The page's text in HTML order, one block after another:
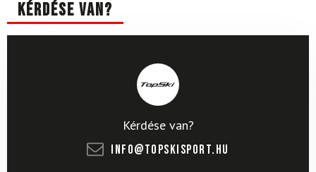
Kérdése van?
Kérdése van?
info@topskisport.hu